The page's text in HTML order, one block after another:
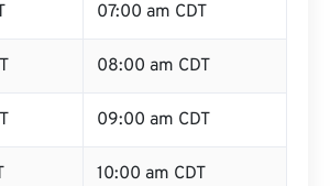
07:00 am CDT
08:00 am CDT
09:00 am CDT
10:00 am CDT